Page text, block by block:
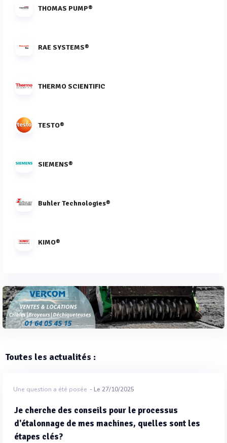
THOMAS PUMP®
RAE SYSTEMS®
THERMO SCIENTIFIC
TESTO®
SIEMENS®
Buhler Technologies®
KIMO®
Toutes les actualités :
Une question a été posée - Le 27/10/2025
Je cherche des conseils pour le processus
d'étalonnage de mes machines, quelles sont les
étapes clés?